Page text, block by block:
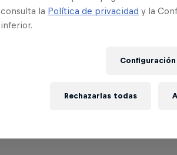
consulta la Política de privacidad y la
inferior.
Rechazarlas todas